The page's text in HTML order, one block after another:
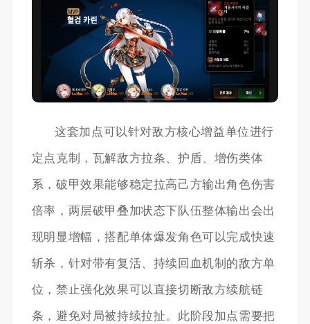
这套加点可以针对敌方核心增益单位进行
定点克制，瓦解敌方拉条、护盾、增伤类体
系，破甲效果能够稳定拉高己方输出角色伤害
倍率，两层破甲叠加状态下队伍整体输出会出
现明显增幅，搭配单体爆发角色可以完成快速
斩杀，针对带有复活、持续回血机制的敌方单
位，禁止强化效果可以直接切断敌方续航链
条，避免对局被持续拉扯。此阶段加点需要把